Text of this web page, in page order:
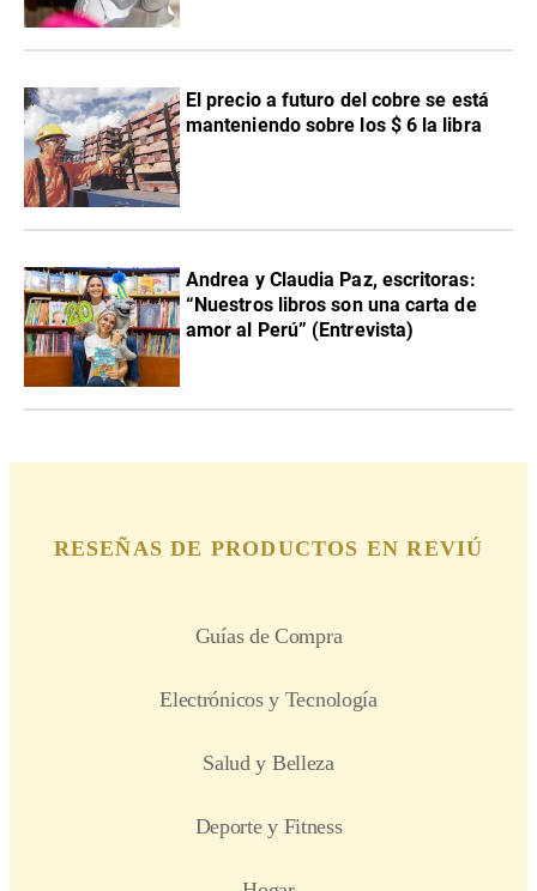
El precio a futuro del cobre se está
manteniendo sobre los $ 6 la libra
Andrea y Claudia Paz, escritoras:
“Nuestros libros son una carta de
amor al Perú” (Entrevista)